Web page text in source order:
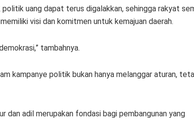
uang dapat terus digalakkan, sehingga rakyat
visi dan komitmen untuk kemajuan daerah.
tambahnya.
kampanye politik bukan hanya melanggar aturan,
dan adil merupakan fondasi bagi pembangunan yang